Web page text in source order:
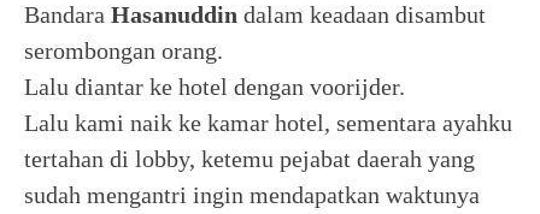
Bandara Hasanuddin dalam keadaan disambut
serombongan orang.
Lalu diantar ke hotel dengan voorijder.
Lalu kami naik ke kamar hotel, sementara ayahku
tertahan di lobby, ketemu pejabat daerah yang
sudah mengantri ingin mendapatkan waktunya